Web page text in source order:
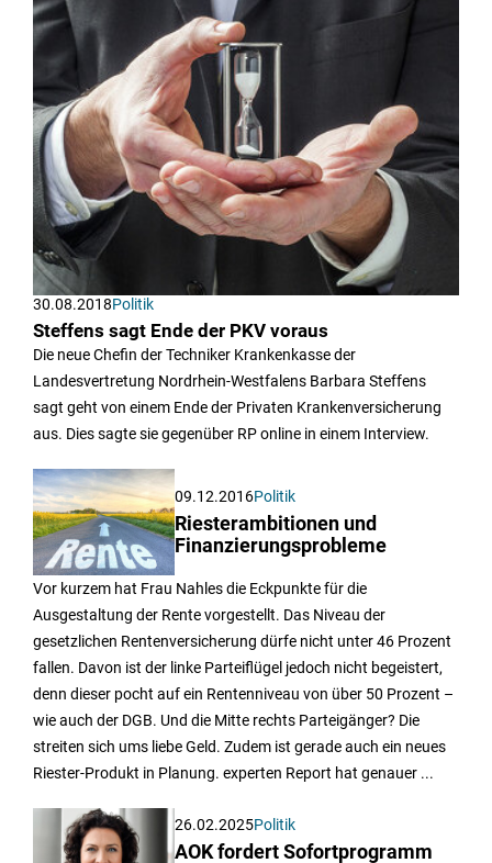
30.08.2018Politik
Steffens sagt Ende der PKV voraus
Die neue Chefin der Techniker Krankenkasse der
Landesvertretung Nordrhein-Westfalens Barbara Steffens
sagt geht von einem Ende der Privaten Krankenversicherung
aus. Dies sagte sie gegenüber RP online in einem Interview.
09.12.2016Politik
Riesterambitionen und
Finanzierungsprobleme
Vor kurzem hat Frau Nahles die Eckpunkte für die
Ausgestaltung der Rente vorgestellt. Das Niveau der
gesetzlichen Rentenversicherung dürfe nicht unter 46 Prozent
fallen. Davon ist der linke Parteiflügel jedoch nicht begeistert,
denn dieser pocht auf ein Rentenniveau von über 50 Prozent –
wie auch der DGB. Und die Mitte rechts Parteigänger? Die
streiten sich ums liebe Geld. Zudem ist gerade auch ein neues
Riester-Produkt in Planung. experten Report hat genauer ...
26.02.2025Politik
AOK fordert Sofortprogramm